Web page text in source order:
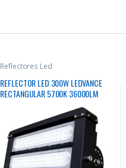
Reflectores Led
REFLECTOR LED 300W LEDVANCE
RECTANGULAR 5700K 36000LM